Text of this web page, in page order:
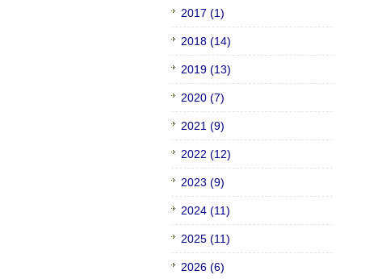
2017 (1)
2018 (14)
2019 (13)
2020 (7)
2021 (9)
2022 (12)
2023 (9)
2024 (11)
2025 (11)
2026 (6)